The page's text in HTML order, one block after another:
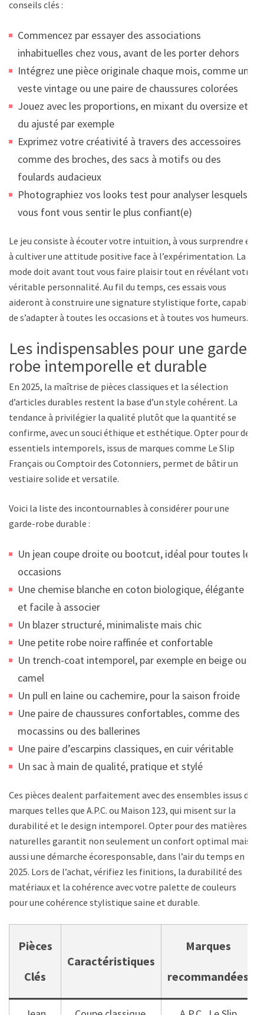
conseils clés :
Commencez par essayer des associations
inhabituelles chez vous, avant de les porter dehors
Intégrez une pièce originale chaque mois, comme une
veste vintage ou une paire de chaussures colorées
Jouez avec les proportions, en mixant du oversize et
du ajusté par exemple
Exprimez votre créativité à travers des accessoires
comme des broches, des sacs à motifs ou des
foulards audacieux
Photographiez vos looks test pour analyser lesquels
vous font vous sentir le plus confiant(e)
Le jeu consiste à écouter votre intuition, à vous surprendre et
à cultiver une attitude positive face à l’expérimentation. La
mode doit avant tout vous faire plaisir tout en révélant votre
véritable personnalité. Au fil du temps, ces essais vous
aideront à construire une signature stylistique forte, capable
de s’adapter à toutes les occasions et à toutes vos humeurs.
Les indispensables pour une garde-
robe intemporelle et durable
En 2025, la maîtrise de pièces classiques et la sélection
d’articles durables restent la base d’un style cohérent. La
tendance à privilégier la qualité plutôt que la quantité se
confirme, avec un souci éthique et esthétique. Opter pour des
essentiels intemporels, issus de marques comme Le Slip
Français ou Comptoir des Cotonniers, permet de bâtir un
vestiaire solide et versatile.
Voici la liste des incontournables à considérer pour une
garde-robe durable :
Un jean coupe droite ou bootcut, idéal pour toutes les
occasions
Une chemise blanche en coton biologique, élégante
et facile à associer
Un blazer structuré, minimaliste mais chic
Une petite robe noire raffinée et confortable
Un trench-coat intemporel, par exemple en beige ou
camel
Un pull en laine ou cachemire, pour la saison froide
Une paire de chaussures confortables, comme des
mocassins ou des ballerines
Une paire d’escarpins classiques, en cuir véritable
Un sac à main de qualité, pratique et stylé
Ces pièces dealent parfaitement avec des ensembles issus de
marques telles que A.P.C. ou Maison 123, qui misent sur la
durabilité et le design intemporel. Opter pour des matières
naturelles garantit non seulement un confort optimal mais
aussi une démarche écoresponsable, dans l’air du temps en
2025. Lors de l’achat, vérifiez les finitions, la durabilité des
matériaux et la cohérence avec votre palette de couleurs
pour une cohérence stylistique saine et durable.
Pièces
Clés
Caractéristiques
Marques
recommandées